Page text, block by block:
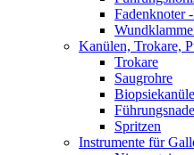
Fadenknoter
Kanülen, Trokare,
Trokare
Saugrohre
Spritzen
Instrumente für